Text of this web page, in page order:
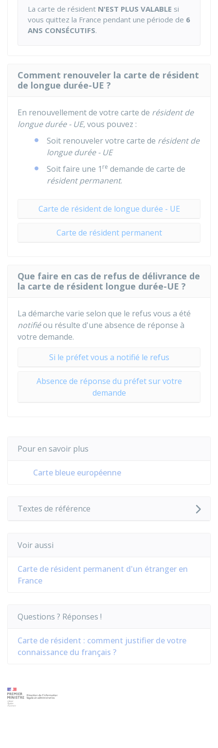
La carte de résident N'EST PLUS VALABLE si
vous quittez la France pendant une période de 6
ANS CONSÉCUTIFS.
Comment renouveler la carte de résident
de longue durée-UE ?
En renouvellement de votre carte de résident de
longue durée - UE, vous pouvez :
Soit renouveler votre carte de résident de
longue durée - UE
Soit faire une 1 re demande de carte de
résident permanent.
Carte de résident de longue durée - UE
Carte de résident permanent
Que faire en cas de refus de délivrance de
la carte de résident longue durée-UE ?
La démarche varie selon que le refus vous a été
notifiéou résulte d'une absence de réponse à
votre demande.
Si le préfet vous a notifié le refus
Absence de réponse du préfet sur votre
demande
Pour en savoir plus
Carte bleue européenne
Textes de référence
Voir aussi
Carte de résident permanent d'un étranger en
France
Questions ? Réponses !
Carte de résident : comment justifier de votre
connaissance du français ?